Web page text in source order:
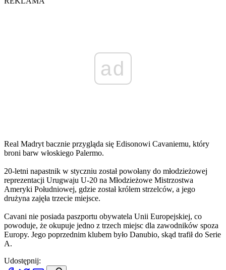
ad
Real Madryt bacznie przygląda się Edisonowi Cavaniemu, który
broni barw włoskiego Palermo.
20-letni napastnik w styczniu został powołany do młodzieżowej
reprezentacji Urugwaju U-20 na Młodzieżowe Mistrzostwa
Ameryki Południowej, gdzie został królem strzelców, a jego
drużyna zajęła trzecie miejsce.
Cavani nie posiada paszportu obywatela Unii Europejskiej, co
powoduje, że okupuje jedno z trzech miejsc dla zawodników spoza
Europy. Jego poprzednim klubem było Danubio, skąd trafił do Serie
A.
Udostępnij: